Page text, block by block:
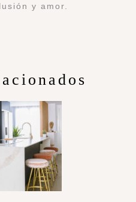
y amor.